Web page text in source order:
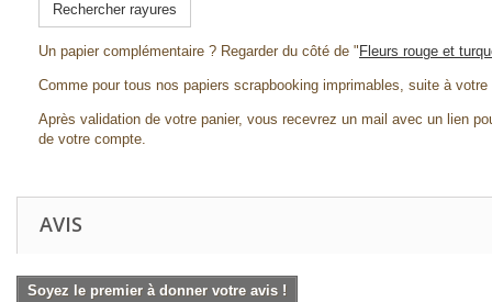
Rechercher rayures
Un papier complémentaire ? Regarder du côté de " Fleurs rouge et
Comme pour tous nos papiers scrapbooking imprimables, suite à
Après validation de votre panier, vous recevrez un mail avec un lien
de votre compte.
AVIS
Soyez le premier à donner votre avis !